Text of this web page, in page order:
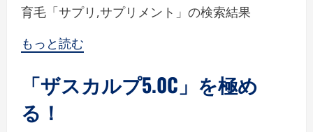
育毛「サプリ,サプリメント」の検索結果
もっと読む
「ザスカルプ5.0C」を極め
る！